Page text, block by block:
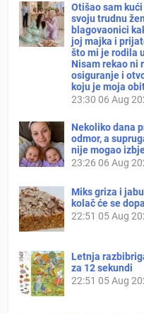
Otišao sam
svoju trudnu
blagovaonici
joj majka i
što mi je rodila
Nisam rekao ni
osiguranje i
koju je moja
23:30 06 Aug
Nekoliko dana
odmor, a
nije mogao
23:26 06 Aug
Miks griza i
kolač će se
22:51 05 Aug
Letnja
za 12 sekundi
22:51 05 Aug